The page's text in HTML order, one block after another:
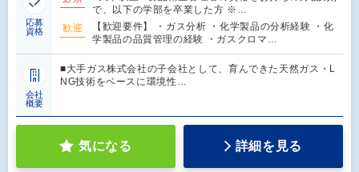
応募
資格
で、以下の学部を卒業した方 ※…
歓迎
【歓迎要件】 ・ガス分析 ・化学製品の分析経験 ・化
学製品の品質管理の経験 ・ガスクロマ…
会社
概要
■大手ガス株式会社の子会社として、育んできた天然ガス・L
NG技術をベースに環境性…
気になる 詳細を見る